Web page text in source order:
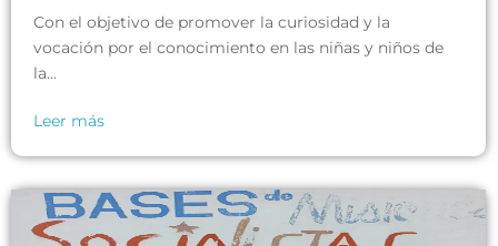
vocación por el conocimiento en las niñas y niños de
la...